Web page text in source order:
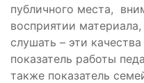
публичного места,
восприятии
слушать – эти
показатель работы
также показатель